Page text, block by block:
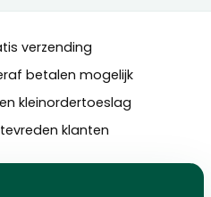
verzending
betalen mogelijk
kleinordertoeslag
klanten